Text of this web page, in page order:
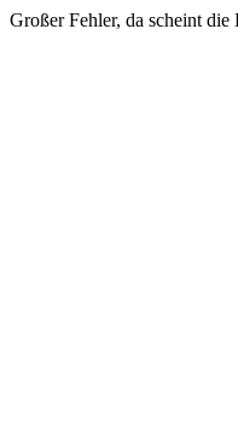
Großer Fehler, da scheint